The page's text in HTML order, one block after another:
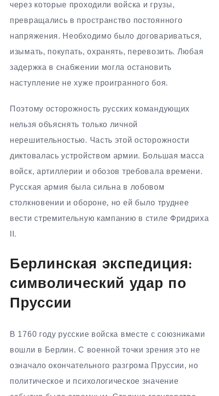
через которые проходили войска и грузы,
превращались в пространство постоянного
напряжения. Необходимо было договариваться,
изымать, покупать, охранять, перевозить. Любая
задержка в снабжении могла остановить
наступление не хуже проигранного боя.
Поэтому осторожность русских командующих
нельзя объяснять только личной
нерешительностью. Часть этой осторожности
диктовалась устройством армии. Большая масса
войск, артиллерии и обозов требовала времени.
Русская армия была сильна в лобовом
столкновении и обороне, но ей было труднее
вести стремительную кампанию в стиле Фридриха
II.
Берлинская экспедиция:
символический удар по
Пруссии
В 1760 году русские войска вместе с союзниками
вошли в Берлин. С военной точки зрения это не
означало окончательного разгрома Пруссии, но
политическое и психологическое значение